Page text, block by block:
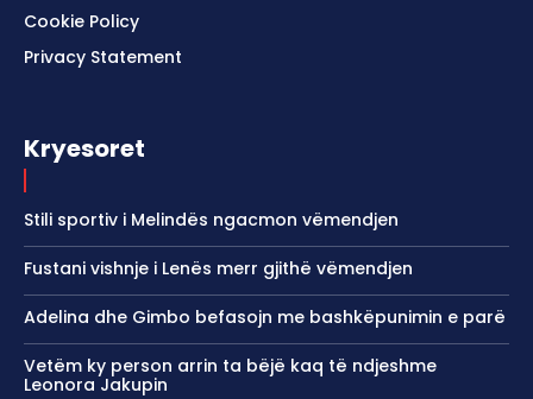
Cookie Policy
Privacy Statement
Kryesoret
Stili sportiv i Melindës ngacmon vëmendjen
Fustani vishnje i Lenës merr gjithë vëmendjen
Adelina dhe Gimbo befasojn me bashkëpunimin e parë
Vetëm ky person arrin ta bëjë kaq të ndjeshme
Leonora Jakupin